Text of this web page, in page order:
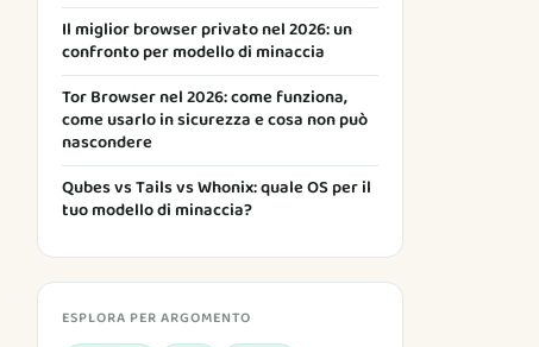
Il miglior browser privato nel 2026: un
confronto per modello di minaccia
Tor Browser nel 2026: come funziona,
come usarlo in sicurezza e cosa non può
nascondere
Qubes vs Tails vs Whonix: quale OS per il
tuo modello di minaccia?
ESPLORA PER ARGOMENTO